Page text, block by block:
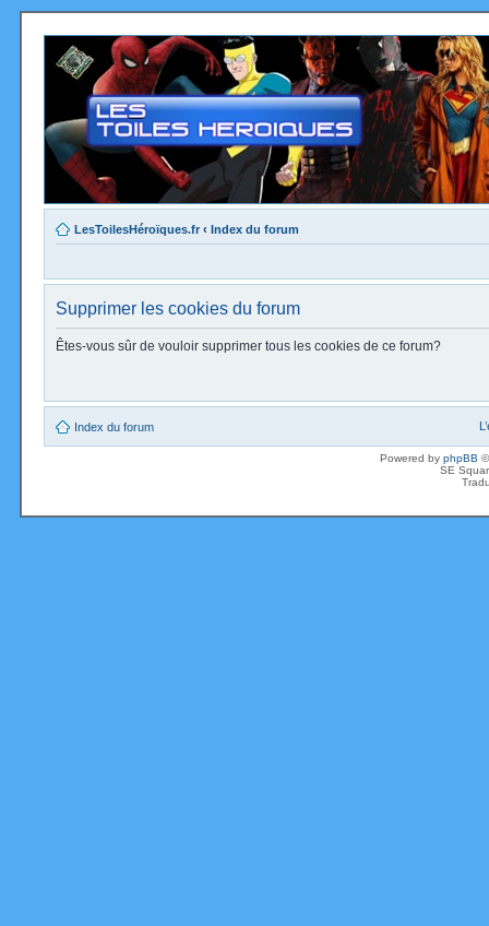
LesToilesHéroïques.fr ‹ Index du forum
Supprimer les cookies du forum
Êtes-vous sûr de vouloir supprimer tous les cookies de ce forum?
Index du forum
Powered by phpBB
SE